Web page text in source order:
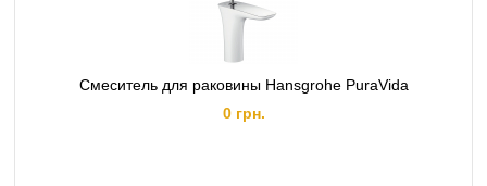
Смеситель для раковины Hansgrohe PuraVida
0 грн.